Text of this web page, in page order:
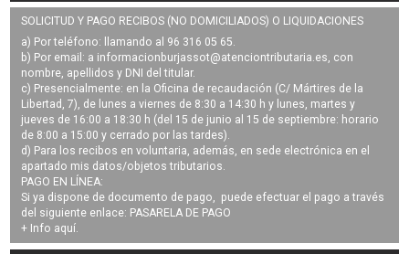
SOLICITUD Y PAGO RECIBOS (NO DOMICILIADOS) O LIQUIDACIONES
a) Por teléfono: llamando al 96 316 05 65.
b) Por email: a informacionburjassot@atenciontributaria.es, con
nombre, apellidos y DNI del titular.
c) Presencialmente: en la Oficina de recaudación (C/ Mártires de la
Libertad, 7), de lunes a viernes de 8:30 a 14:30 h y lunes, martes y
jueves de 16:00 a 18:30 h (del 15 de junio al 15 de septiembre: horario
de 8:00 a 15:00 y cerrado por las tardes).
d) Para los recibos en voluntaria, además, en sede electrónica en el
apartado mis datos/objetos tributarios.
PAGO EN LÍNEA:
Si ya dispone de documento de pago, puede efectuar el pago a través
del siguiente enlace: PASARELA DE PAGO
+ Info aquí.